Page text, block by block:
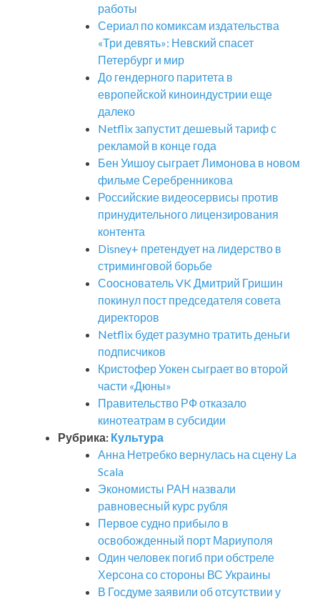
работы
Сериал по комиксам издательства
«Три девять»: Невский спасет
Петербург и мир
До гендерного паритета в
европейской киноиндустрии еще
далеко
Netflix запустит дешевый тариф с
рекламой в конце года
Бен Уишоу сыграет Лимонова в новом
фильме Серебренникова
Российские видеосервисы против
принудительного лицензирования
контента
Disney+ претендует на лидерство в
стриминговой борьбе
Сооснователь VK Дмитрий Гришин
покинул пост председателя совета
директоров
Netflix будет разумно тратить деньги
подписчиков
Кристофер Уокен сыграет во второй
части «Дюны»
Правительство РФ отказало
кинотеатрам в субсидии
Рубрика: Культура
Анна Нетребко вернулась на сцену La
Scala
Экономисты РАН назвали
равновесный курс рубля
Первое судно прибыло в
освобожденный порт Мариуполя
Один человек погиб при обстреле
Херсона со стороны ВС Украины
В Госдуме заявили об отсутствии у